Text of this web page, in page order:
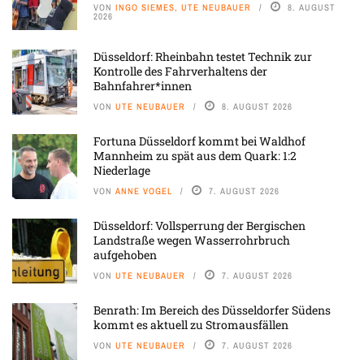
VON INGO SIEMES, UTE NEUBAUER 8. AUGUST
2026
Düsseldorf: Rheinbahn testet Technik zur
Kontrolle des Fahrverhaltens der
Bahnfahrer*innen
VON UTE NEUBAUER 8. AUGUST 2026
Fortuna Düsseldorf kommt bei Waldhof
Mannheim zu spät aus dem Quark: 1:2
Niederlage
VON ANNE VOGEL 7. AUGUST 2026
Düsseldorf: Vollsperrung der Bergischen
Landstraße wegen Wasserrohrbruch
aufgehoben
VON UTE NEUBAUER 7. AUGUST 2026
Benrath: Im Bereich des Düsseldorfer Südens
kommt es aktuell zu Stromausfällen
VON UTE NEUBAUER 7. AUGUST 2026